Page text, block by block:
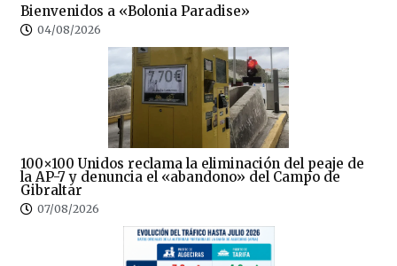
Bienvenidos a «Bolonia Paradise»
04/08/2026
100×100 Unidos reclama la eliminación del peaje de
la AP-7 y denuncia el «abandono» del Campo de
Gibraltar
07/08/2026